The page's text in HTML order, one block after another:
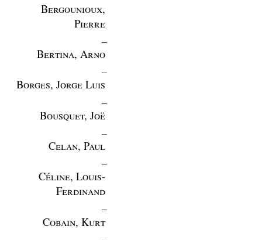
Bergounioux,
Pierre
Bertina, Arno
Borges, Jorge Luis
Bousquet, Joë
Celan, Paul
Céline, Louis-
Ferdinand
Cobain, Kurt